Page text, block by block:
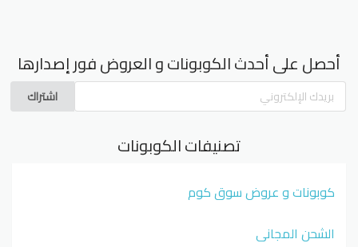
أحصل على أحدث الكوبونات و العروض فور إصدارها
اشتراك
تصنيفات الكوبونات
كوبونات و عروض سوق كوم
الشحن المجاني